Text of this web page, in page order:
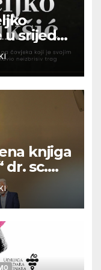
u srijedu
knjiga
dr. sc.